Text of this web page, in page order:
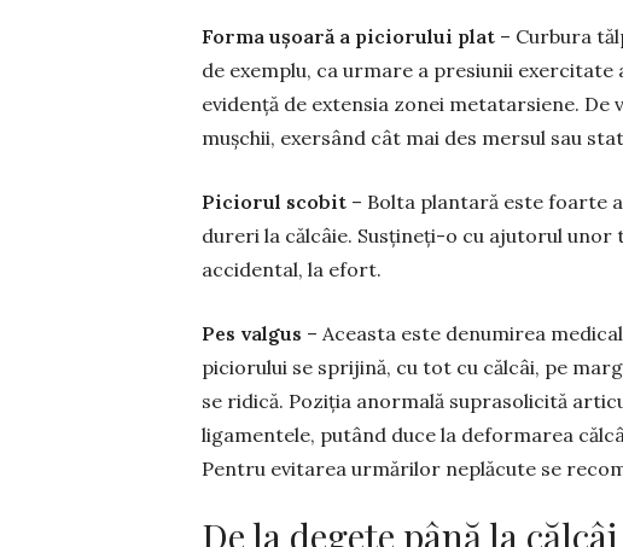
Forma ușoară a piciorului plat – Curbura
de exemplu, ca urmare a presiunii exercitate
evidență de extensia zonei metatarsiene.
mușchii, exersând cât mai des mersul sau
Piciorul scobit – Bolta plantară este foarte
dureri la călcâie. Susțineți-o cu ajutorul
accidental, la efort.
Pes valgus – Aceasta este denu­mirea
piciorului se sprijină, cu tot cu călcâi, pe
se ridică. Poziția anormală su­pra­solicită
ligamentele, putând du­ce la deformarea
Pentru evitarea urmărilor neplăcute se
De la degete până la călcâi